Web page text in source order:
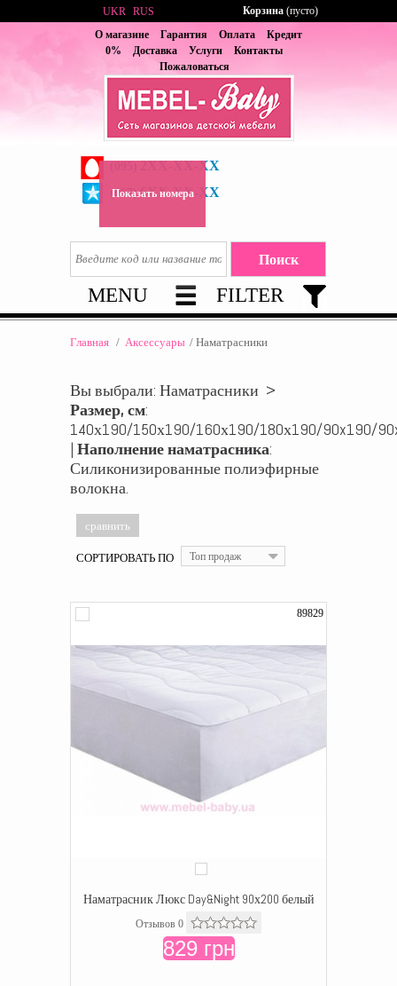
О магазине Гарантия Оплата
Кредит
0%
Доставка Услуги
Контакты
Пожаловаться
2XX-XX-XX
(067) 6XX-XX-XX
Показать номера
UKR RUS Корзина (пусто)
MENU FILTER
Главная / Аксессуары / Наматрасники
Вы выбрали: Наматрасники >
Размер, см:
140х190/150х190/160х190/180х190/90x190/
| Наполнение наматрасника:
Силиконизированные полиэфирные
волокна.
СОРТИРОВАТЬ ПО Топ продаж
89829
Наматрасник Люкс Day&Night 90х200 белый
Отзывов 0
829 грн